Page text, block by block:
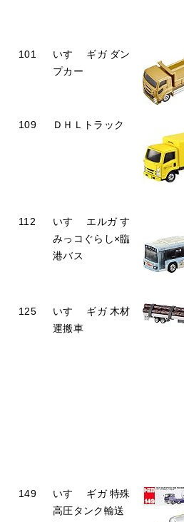
101
いすゞ ギガ ダン
プカー
109 ＤＨＬトラック
112
いすゞ エルガ す
みっコぐらし×臨
港バス
125
いすゞ ギガ 木材
運搬車
149
いすゞ ギガ 特殊
高圧タンク輸送